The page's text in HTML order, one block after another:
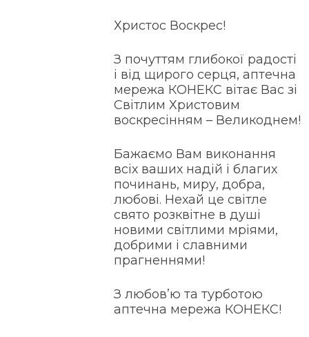
Христос Воскрес!
З почуттям глибокої радості
і від щирого серця, аптечна
мережа КОНЕКС вітає Вас зі
Світлим Христовим
воскресінням – Великоднем!
Бажаємо Вам виконання
всіх ваших надій і благих
починань, миру, добра,
любові. Нехай це світле
свято розквітне в душі
новими світлими мріями,
добрими і славними
прагненнями!
З любов’ю та турботою
аптечна мережа КОНЕКС!